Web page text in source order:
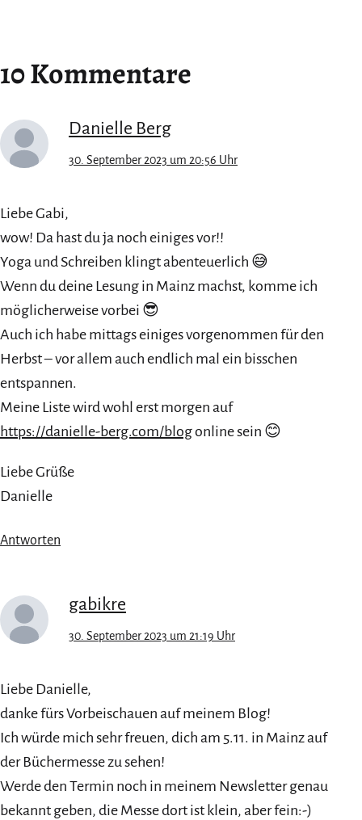
10 Kommentare
Danielle Berg
30. September 2023 um 20:56 Uhr
Liebe Gabi,
wow! Da hast du ja noch einiges vor!!
Yoga und Schreiben klingt abenteuerlich 😅
Wenn du deine Lesung in Mainz machst, komme ich
möglicherweise vorbei 😎
Auch ich habe mittags einiges vorgenommen für den
Herbst – vor allem auch endlich mal ein bisschen
entspannen.
Meine Liste wird wohl erst morgen auf
https://danielle-berg.com/blogonline sein 😊
Liebe Grüße
Danielle
Antworten
gabikre
30. September 2023 um 21:19 Uhr
Liebe Danielle,
danke fürs Vorbeischauen auf meinem Blog!
Ich würde mich sehr freuen, dich am 5.11. in Mainz auf
der Büchermesse zu sehen!
Werde den Termin noch in meinem Newsletter genau
bekannt geben, die Messe dort ist klein, aber fein:-)